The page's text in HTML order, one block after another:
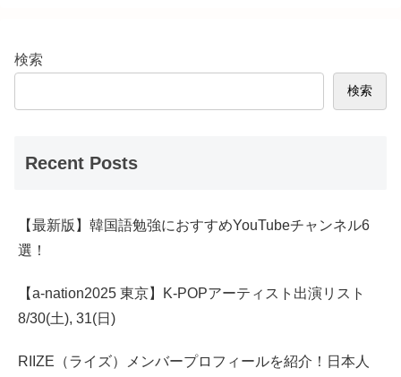
検索
検索
Recent Posts
【最新版】韓国語勉強におすすめYouTubeチャンネル6
選！
【a-nation2025 東京】K-POPアーティスト出演リスト
8/30(土), 31(日)
RIIZE（ライズ）メンバープロフィールを紹介！日本人